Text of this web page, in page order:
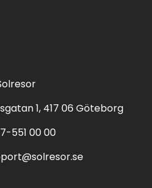
1, 417 06 Göteborg
551 00 00